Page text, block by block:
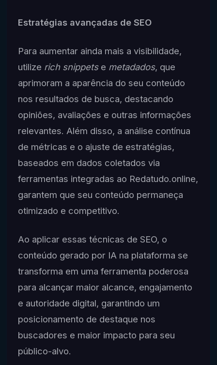
Estratégias avançadas de SEO
Para aumentar ainda mais a visibilidade,
utilize rich snippetse metadados, que
aprimoram a aparência do seu conteúdo
nos resultados de busca, destacando
opiniões, avaliações e outras informações
relevantes. Além disso, a análise contínua
de métricas e o ajuste de estratégias,
baseados em dados coletados via
ferramentas integradas ao Redatudo.online,
garantem que seu conteúdo permaneça
otimizado e competitivo.
Ao aplicar essas técnicas de SEO, o
conteúdo gerado por IA na plataforma se
transforma em uma ferramenta poderosa
para alcançar maior alcance, engajamento
e autoridade digital, garantindo um
posicionamento de destaque nos
buscadores e maior impacto para seu
público-alvo.